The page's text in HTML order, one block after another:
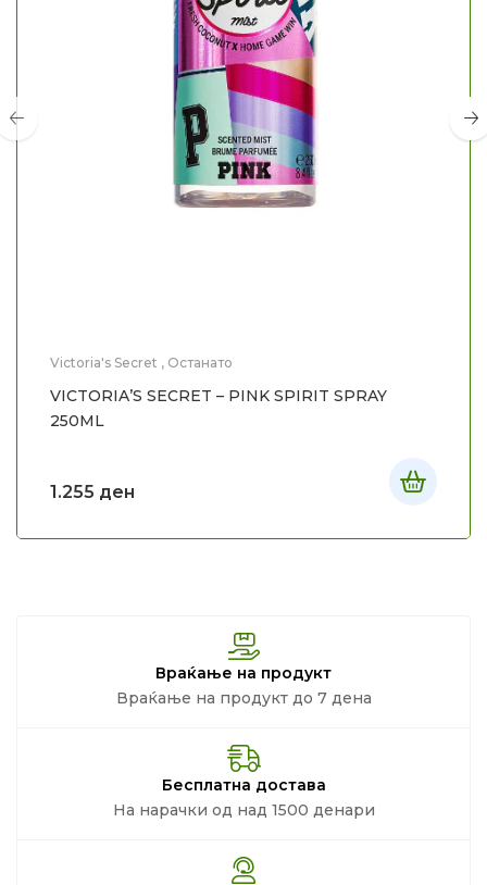
Victoria's Secret , Останато
VICTORIA’S SECRET – PINK SPIRIT SPRAY
250ML
1.255 ден
Враќање на продукт
Враќање на продукт до 7 дена
Бесплатна достава
На нарачки од над 1500 денари